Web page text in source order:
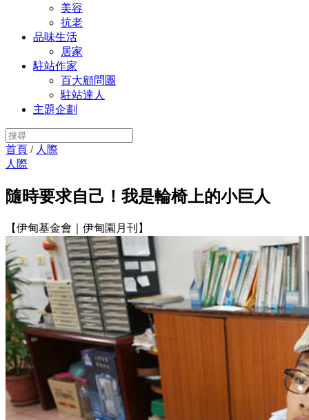
美容
抗老
品味生活
居家
駐站作家
百大顧問團
駐站達人
主題企劃
首頁 / 人際
人際
隨時要求自己！我是輪椅上的小巨人
【伊甸基金會｜伊甸園月刊】